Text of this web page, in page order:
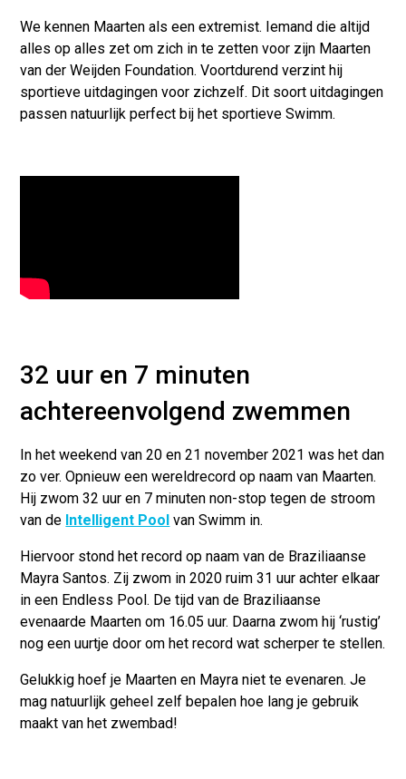
We kennen Maarten als een extremist. Iemand die altijd
alles op alles zet om zich in te zetten voor zijn Maarten
van der Weijden Foundation. Voortdurend verzint hij
sportieve uitdagingen voor zichzelf. Dit soort uitdagingen
passen natuurlijk perfect bij het sportieve Swimm.
32 uur en 7 minuten
achtereenvolgend zwemmen
In het weekend van 20 en 21 november 2021 was het dan
zo ver. Opnieuw een wereldrecord op naam van Maarten.
Hij zwom 32 uur en 7 minuten non-stop tegen de stroom
van de Intelligent Pool van Swimm in.
Hiervoor stond het record op naam van de Braziliaanse
Mayra Santos. Zij zwom in 2020 ruim 31 uur achter elkaar
in een Endless Pool. De tijd van de Braziliaanse
evenaarde Maarten om 16.05 uur. Daarna zwom hij ‘rustig’
nog een uurtje door om het record wat scherper te stellen.
Gelukkig hoef je Maarten en Mayra niet te evenaren. Je
mag natuurlijk geheel zelf bepalen hoe lang je gebruik
maakt van het zwembad!